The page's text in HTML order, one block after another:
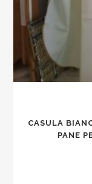
CASULA
PANE